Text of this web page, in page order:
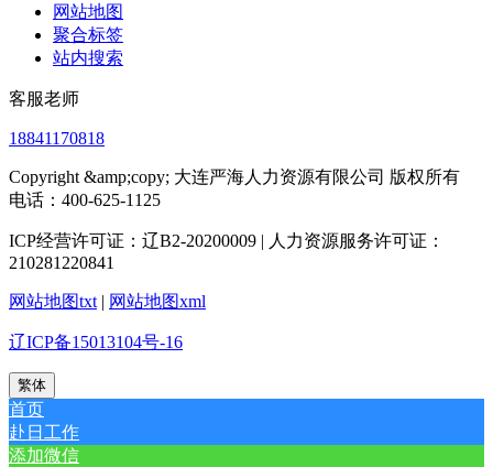
网站地图
聚合标签
站内搜索
客服老师
18841170818
Copyright &amp;copy; 大连严海人力资源有限公司 版权所有
电话：400-625-1125
ICP经营许可证：辽B2-20200009 | 人力资源服务许可证：
210281220841
网站地图txt | 网站地图xml
辽ICP备15013104号-16
繁体
首页
赴日工作
添加微信